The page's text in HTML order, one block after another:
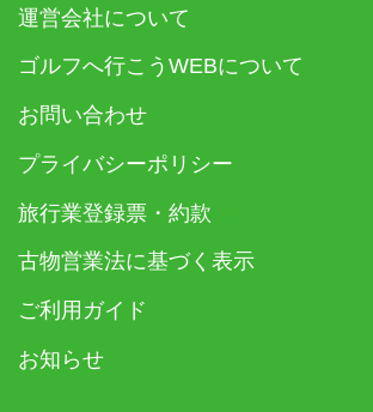
運営会社について
ゴルフへ行こうWEBについて
お問い合わせ
プライバシーポリシー
旅行業登録票・約款
古物営業法に基づく表示
ご利用ガイド
お知らせ